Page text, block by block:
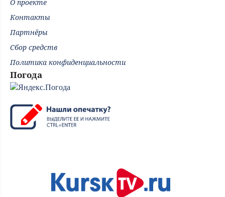
О проекте
Контакты
Партнёры
Сбор средств
Политика конфиденциальности
Погода